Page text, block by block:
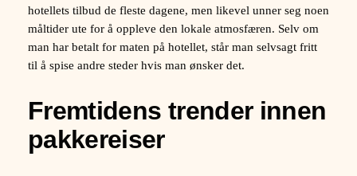
hotellets tilbud de fleste dagene, men likevel unner seg noen
måltider ute for å oppleve den lokale atmosfæren. Selv om
man har betalt for maten på hotellet, står man selvsagt fritt
til å spise andre steder hvis man ønsker det.
Fremtidens trender innen
pakkereiser